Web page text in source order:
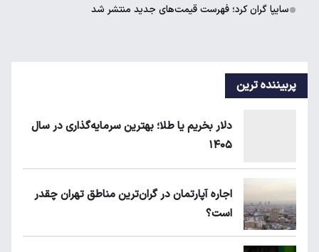
سایپا گران کرد؛ فهرست قیمت‌های جدید منتشر شد
پربیننده ترین
دلار بخریم یا طلا؛ بهترین سرمایه‌گذاری در سال
۱۴۰۵
اجاره آپارتمان در گران‌ترین مناطق تهران چقدر
است؟